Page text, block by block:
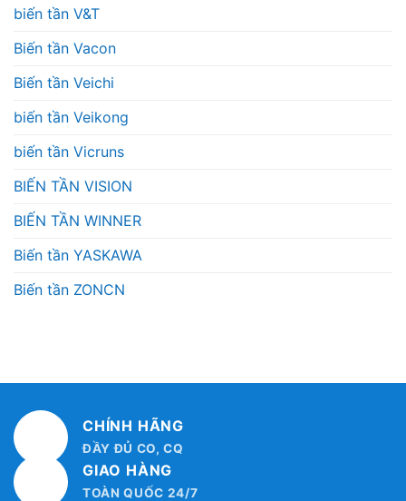
biến tần V&T
Biến tần Vacon
Biến tần Veichi
biến tần Veikong
biến tần Vicruns
BIẾN TẦN VISION
BIẾN TẦN WINNER
Biến tần YASKAWA
Biến tần ZONCN
CHÍNH HÃNG
ĐẦY ĐỦ CO, CQ
GIAO HÀNG
TOÀN QUỐC 24/7